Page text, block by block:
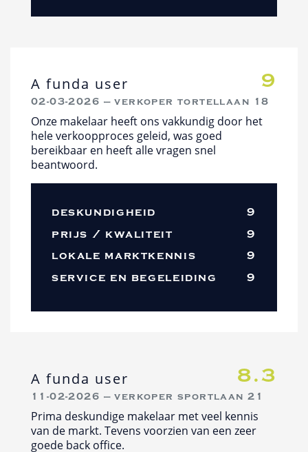
A funda user 9
02-03-2026 — verkoper tortellaan 18
Onze makelaar heeft ons vakkundig door het
hele verkoopproces geleid, was goed
bereikbaar en heeft alle vragen snel
beantwoord.
deskundigheid
9
prijs / kwaliteit
9
lokale marktkennis
9
service en begeleiding
9
A funda user 8.3
11-02-2026 — verkoper sportlaan 21
Prima deskundige makelaar met veel kennis
van de markt. Tevens voorzien van een zeer
goede back office.